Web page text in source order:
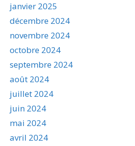
janvier 2025
décembre 2024
novembre 2024
octobre 2024
septembre 2024
août 2024
juillet 2024
juin 2024
mai 2024
avril 2024